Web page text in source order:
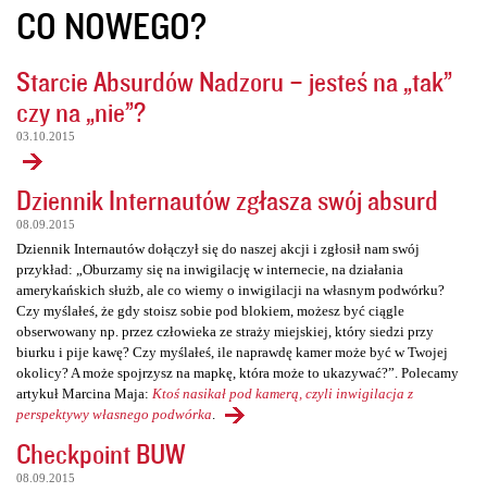
CO NOWEGO?
Starcie Absurdów Nadzoru – jesteś na „tak”
czy na „nie”?
03.10.2015
Dziennik Internautów zgłasza swój absurd
08.09.2015
Dziennik Internautów dołączył się do naszej akcji i zgłosił nam swój
przykład: „Oburzamy się na inwigilację w internecie, na działania
amerykańskich służb, ale co wiemy o inwigilacji na własnym podwórku?
Czy myślałeś, że gdy stoisz sobie pod blokiem, możesz być ciągle
obserwowany np. przez człowieka ze straży miejskiej, który siedzi przy
biurku i pije kawę? Czy myślałeś, ile naprawdę kamer może być w Twojej
okolicy? A może spojrzysz na mapkę, która może to ukazywać?”. Polecamy
artykuł Marcina Maja: Ktoś nasikał pod kamerą, czyli inwigilacja z
perspektywy własnego podwórka
Checkpoint BUW
08.09.2015